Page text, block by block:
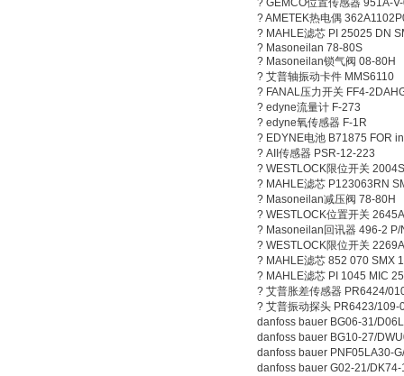
? GEMCO位置传感器 951A-
? AMETEK热电偶
? MAHLE滤芯 PI 25025 DN
? Masoneilan 78-80S
? Masoneilan锁气阀 08-80H
? 艾普轴振动卡件 MMS6110
? FANAL压力开关 FF4-
? edyne流量计 F-273
? edyne氧传感器 F-1R
? EDYNE电池 B71875 FOR
? AII传感器 PSR-12-223
? WESTLOCK限位开关
? MAHLE滤芯 P123063RN
? Masoneilan减压阀 78-80H
? WESTLOCK位置开关
? Masoneilan回讯器 496-2
? WESTLOCK限位开关
? MAHLE滤芯 852 070 SMX
? MAHLE滤芯 PI 1045 MIC 25
? 艾普胀差传感器 PR6424/
? 艾普振动探头 PR6423/109-
danfoss bauer BG06-31/
danfoss bauer BG10-27/
danfoss bauer PNF05LA30-
danfoss bauer G02-21/